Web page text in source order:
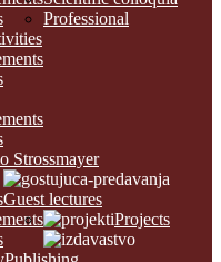
Professional
Strossmayer
Guest lectures
Projects